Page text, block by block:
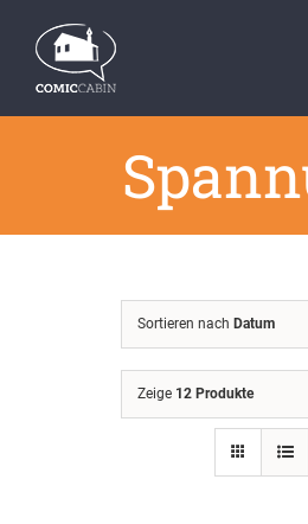
Inhalt
springen
Sortieren nach Datum
Zeige 12 Produkte